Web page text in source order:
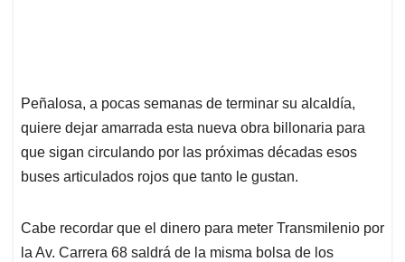
Peñalosa, a pocas semanas de terminar su alcaldía,
quiere dejar amarrada esta nueva obra billonaria para
que sigan circulando por las próximas décadas esos
buses articulados rojos que tanto le gustan.
Cabe recordar que el dinero para meter Transmilenio por
la Av. Carrera 68 saldrá de la misma bolsa de los